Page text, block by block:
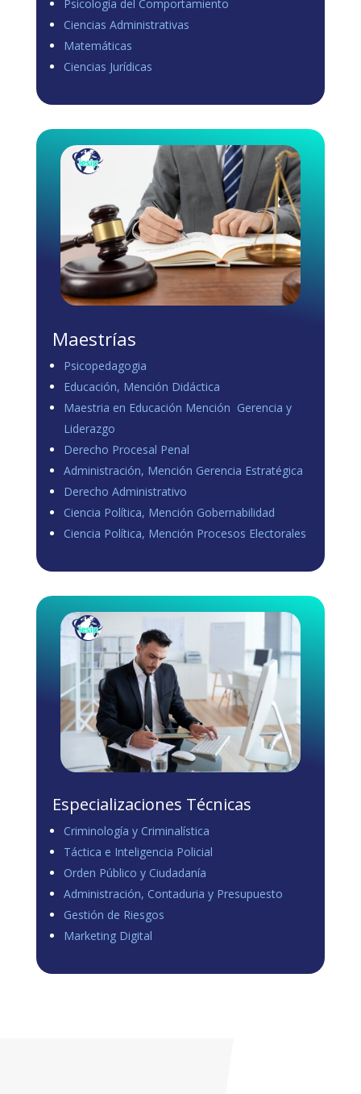
Load more
Psicología del Comportamiento
Ciencias Administrativas
Matemáticas
Ciencias Jurídicas
Maestrías
Psicopedagogia
Educación, Mención Didáctica
Maestria en Educación Mención Gerencia y
Liderazgo
Derecho Procesal Penal
Administración, Mención Gerencia Estratégica
Derecho Administrativo
Ciencia Política, Mención Gobernabilidad
Ciencia Política, Mención Procesos Electorales
Especializaciones Técnicas
Criminología y Criminalística
Táctica e Inteligencia Policial
Orden Público y Ciudadanía
Administración, Contaduria y Presupuesto
Gestión de Riesgos
Marketing Digital